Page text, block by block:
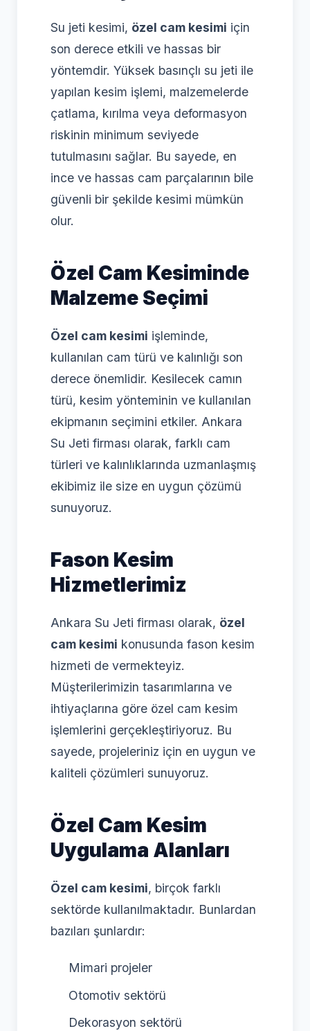
Su jeti kesimi, özel cam kesimi için
son derece etkili ve hassas bir
yöntemdir. Yüksek basınçlı su jeti ile
yapılan kesim işlemi, malzemelerde
çatlama, kırılma veya deformasyon
riskinin minimum seviyede
tutulmasını sağlar. Bu sayede, en
ince ve hassas cam parçalarının bile
güvenli bir şekilde kesimi mümkün
olur.
Özel Cam Kesiminde
Malzeme Seçimi
Özel cam kesimi işleminde,
kullanılan cam türü ve kalınlığı son
derece önemlidir. Kesilecek camın
türü, kesim yönteminin ve kullanılan
ekipmanın seçimini etkiler. Ankara
Su Jeti firması olarak, farklı cam
türleri ve kalınlıklarında uzmanlaşmış
ekibimiz ile size en uygun çözümü
sunuyoruz.
Fason Kesim
Hizmetlerimiz
Ankara Su Jeti firması olarak, özel
cam kesimi konusunda fason kesim
hizmeti de vermekteyiz.
Müşterilerimizin tasarımlarına ve
ihtiyaçlarına göre özel cam kesim
işlemlerini gerçekleştiriyoruz. Bu
sayede, projeleriniz için en uygun ve
kaliteli çözümleri sunuyoruz.
Özel Cam Kesim
Uygulama Alanları
Özel cam kesimi, birçok farklı
sektörde kullanılmaktadır. Bunlardan
bazıları şunlardır:
Mimari projeler
Otomotiv sektörü
Dekorasyon sektörü